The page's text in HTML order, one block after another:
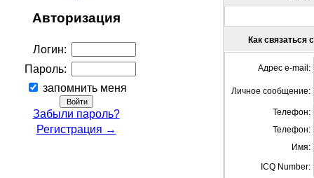
Авторизация
Логин:
Пароль:
запомнить меня
Забыли пароль?
Регистрация →
Как связаться
Адрес e-mail:
Личное сообщение:
Телефон:
Телефон:
Имя:
ICQ Number: